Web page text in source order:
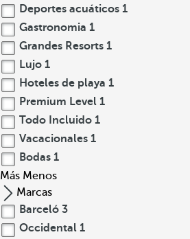
Deportes acuáticos 1
Gastronomia 1
Grandes Resorts 1
Lujo 1
Hoteles de playa 1
Premium Level 1
Todo Incluido 1
Vacacionales 1
Bodas 1
Más Menos
Marcas
Barceló 3
Occidental 1